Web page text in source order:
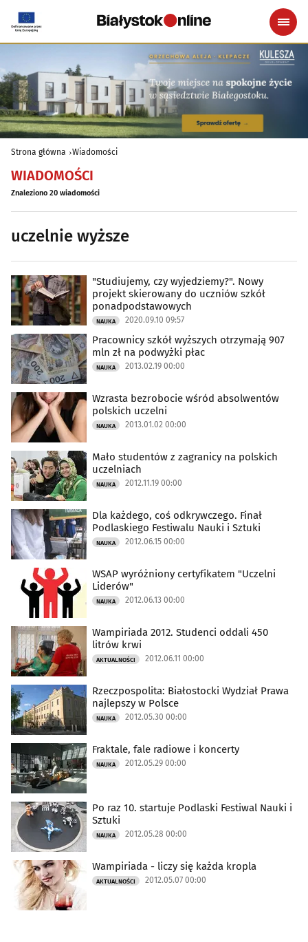
Strona główna Wiadomości
WIADOMOŚCI
Znaleziono 20 wiadomości
uczelnie wyższe
"Studiujemy, czy wyjedziemy?". Nowy
projekt skierowany do uczniów szkół
ponadpodstawowych
NAUKA 2020.09.10 09:57
Pracownicy szkół wyższych otrzymają 907
mln zł na podwyżki płac
NAUKA 2013.02.19 00:00
Wzrasta bezrobocie wśród absolwentów
polskich uczelni
NAUKA 2013.01.02 00:00
Mało studentów z zagranicy na polskich
uczelniach
NAUKA 2012.11.19 00:00
Dla każdego, coś odkrywczego. Finał
Podlaskiego Festiwalu Nauki i Sztuki
NAUKA 2012.06.15 00:00
WSAP wyróżniony certyfikatem "Uczelni
Liderów"
NAUKA 2012.06.13 00:00
Wampiriada 2012. Studenci oddali 450
litrów krwi
AKTUALNOŚCI 2012.06.11 00:00
Rzeczpospolita: Białostocki Wydział Prawa
najlepszy w Polsce
NAUKA 2012.05.30 00:00
Fraktale, fale radiowe i koncerty
NAUKA 2012.05.29 00:00
Po raz 10. startuje Podlaski Festiwal Nauki i
Sztuki
NAUKA 2012.05.28 00:00
Wampiriada - liczy się każda kropla
AKTUALNOŚCI 2012.05.07 00:00